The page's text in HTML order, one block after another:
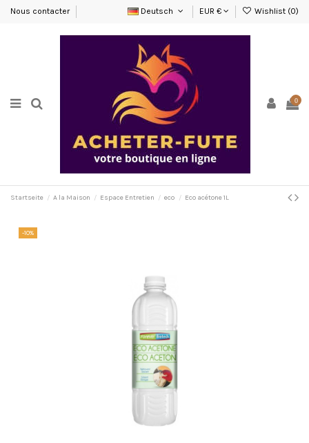
Nous contacter Deutsch EUR € Wishlist (0)
0
Startseite A la Maison Espace Entretien eco Eco acétone 1L
-10%